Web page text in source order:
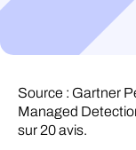
Source : Gartner
Managed
sur 20 avis.